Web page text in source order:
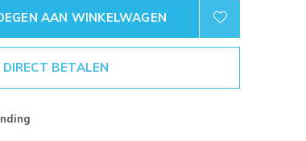
AAN WINKELWAGEN
DIRECT BETALEN